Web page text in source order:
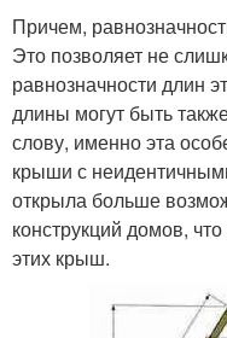
Причем,
Это позволяет не
равнозначности длин
длины могут быть
слову, именно эта
крыши с
открыла больше
конструкций домов,
этих крыш.